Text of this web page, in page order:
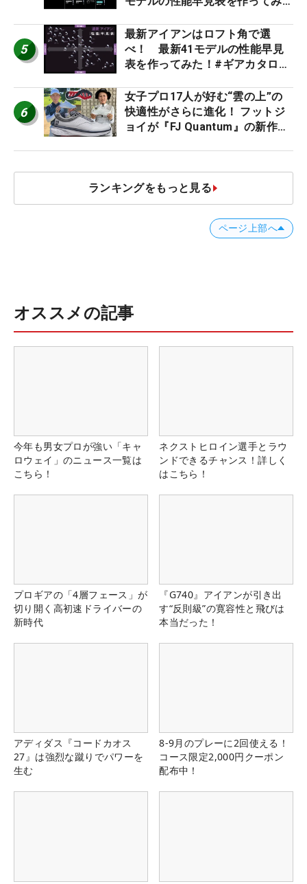
5
最新アイアンはロフト角で選
べ！ 最新41モデルの性能早見
表を作ってみた！#ギアカタログ
6
女子プロ17人が好む“雲の上”の
快適性がさらに進化！ フットジ
ョイが『FJ Quantum』の新作を
ランキングをもっと見る
ページ上部へ
オススメの記事
今年も男女プロが強い「キャ
ロウェイ」のニュース一覧は
こちら！
ネクストヒロイン選手とラウ
ンドできるチャンス！詳しく
はこちら！
プロギアの「4層フェース」が
切り開く高初速ドライバーの
新時代
『G740』アイアンが引き出
す“反則級”の寛容性と飛びは
本当だった！
アディダス『コードカオス
27』は強烈な蹴りでパワーを
生む
8-9月のプレーに2回使える！
コース限定2,000円クーポン
配布中！